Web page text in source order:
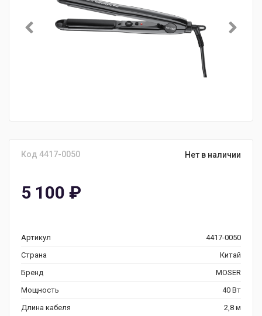
Код 4417-0050 Нет в наличии
5 100 ₽
Артикул
4417-0050
Страна
Китай
Бренд
MOSER
Мощность
40 Вт
Длина кабеля
2,8 м